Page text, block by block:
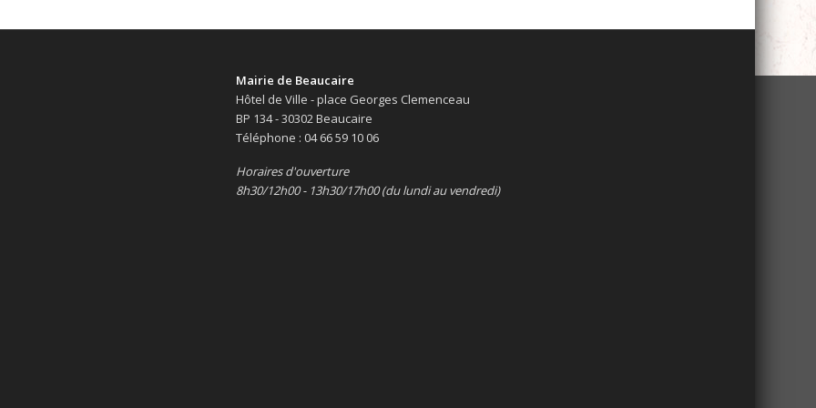
Mairie de Beaucaire
Hôtel de Ville - place Georges Clemenceau
BP 134 - 30302 Beaucaire
Téléphone : 04 66 59 10 06
Horaires d'ouverture
8h30/12h00 - 13h30/17h00 (du lundi au vendredi)